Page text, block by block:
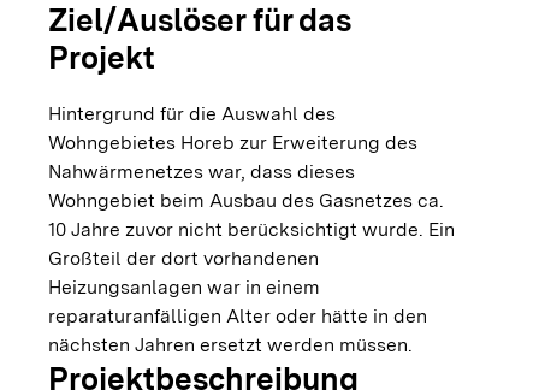
Ziel/Auslöser für das
Projekt
Hintergrund für die Auswahl des
Wohngebietes Horeb zur Erweiterung des
Nahwärmenetzes war, dass dieses
Wohngebiet beim Ausbau des Gasnetzes ca.
10 Jahre zuvor nicht berücksichtigt wurde. Ein
Großteil der dort vorhandenen
Heizungsanlagen war in einem
reparaturanfälligen Alter oder hätte in den
nächsten Jahren ersetzt werden müssen.
Projektbeschreibung